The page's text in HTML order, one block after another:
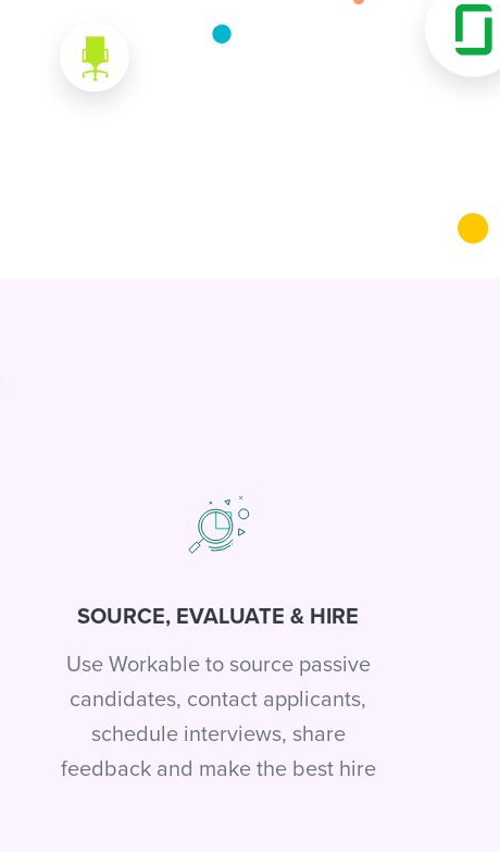
SOURCE, EVALUATE & HIRE
Use Workable to source passive
candidates, contact applicants,
schedule interviews, share
feedback and make the best hire